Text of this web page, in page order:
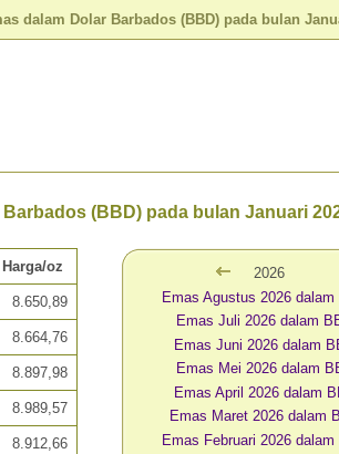
dalam Dolar Barbados (BBD) pada bulan
(BBD) pada bulan Januari
oz
8.650,89
8.664,76
8.897,98
8.989,57
8.912,66
2026
Emas Agustus 2026 dalam
Emas Juli 2026 dalam
Emas Juni 2026 dalam
Emas Mei 2026 dalam
Emas April 2026 dalam
Emas Maret 2026 dalam
Emas Februari 2026 dalam